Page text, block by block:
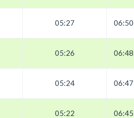
05:27 06:50
05:26 06:48
05:24 06:47
05:22 06:45